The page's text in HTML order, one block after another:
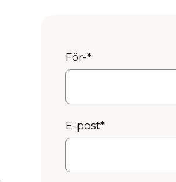
För-*
E-post*